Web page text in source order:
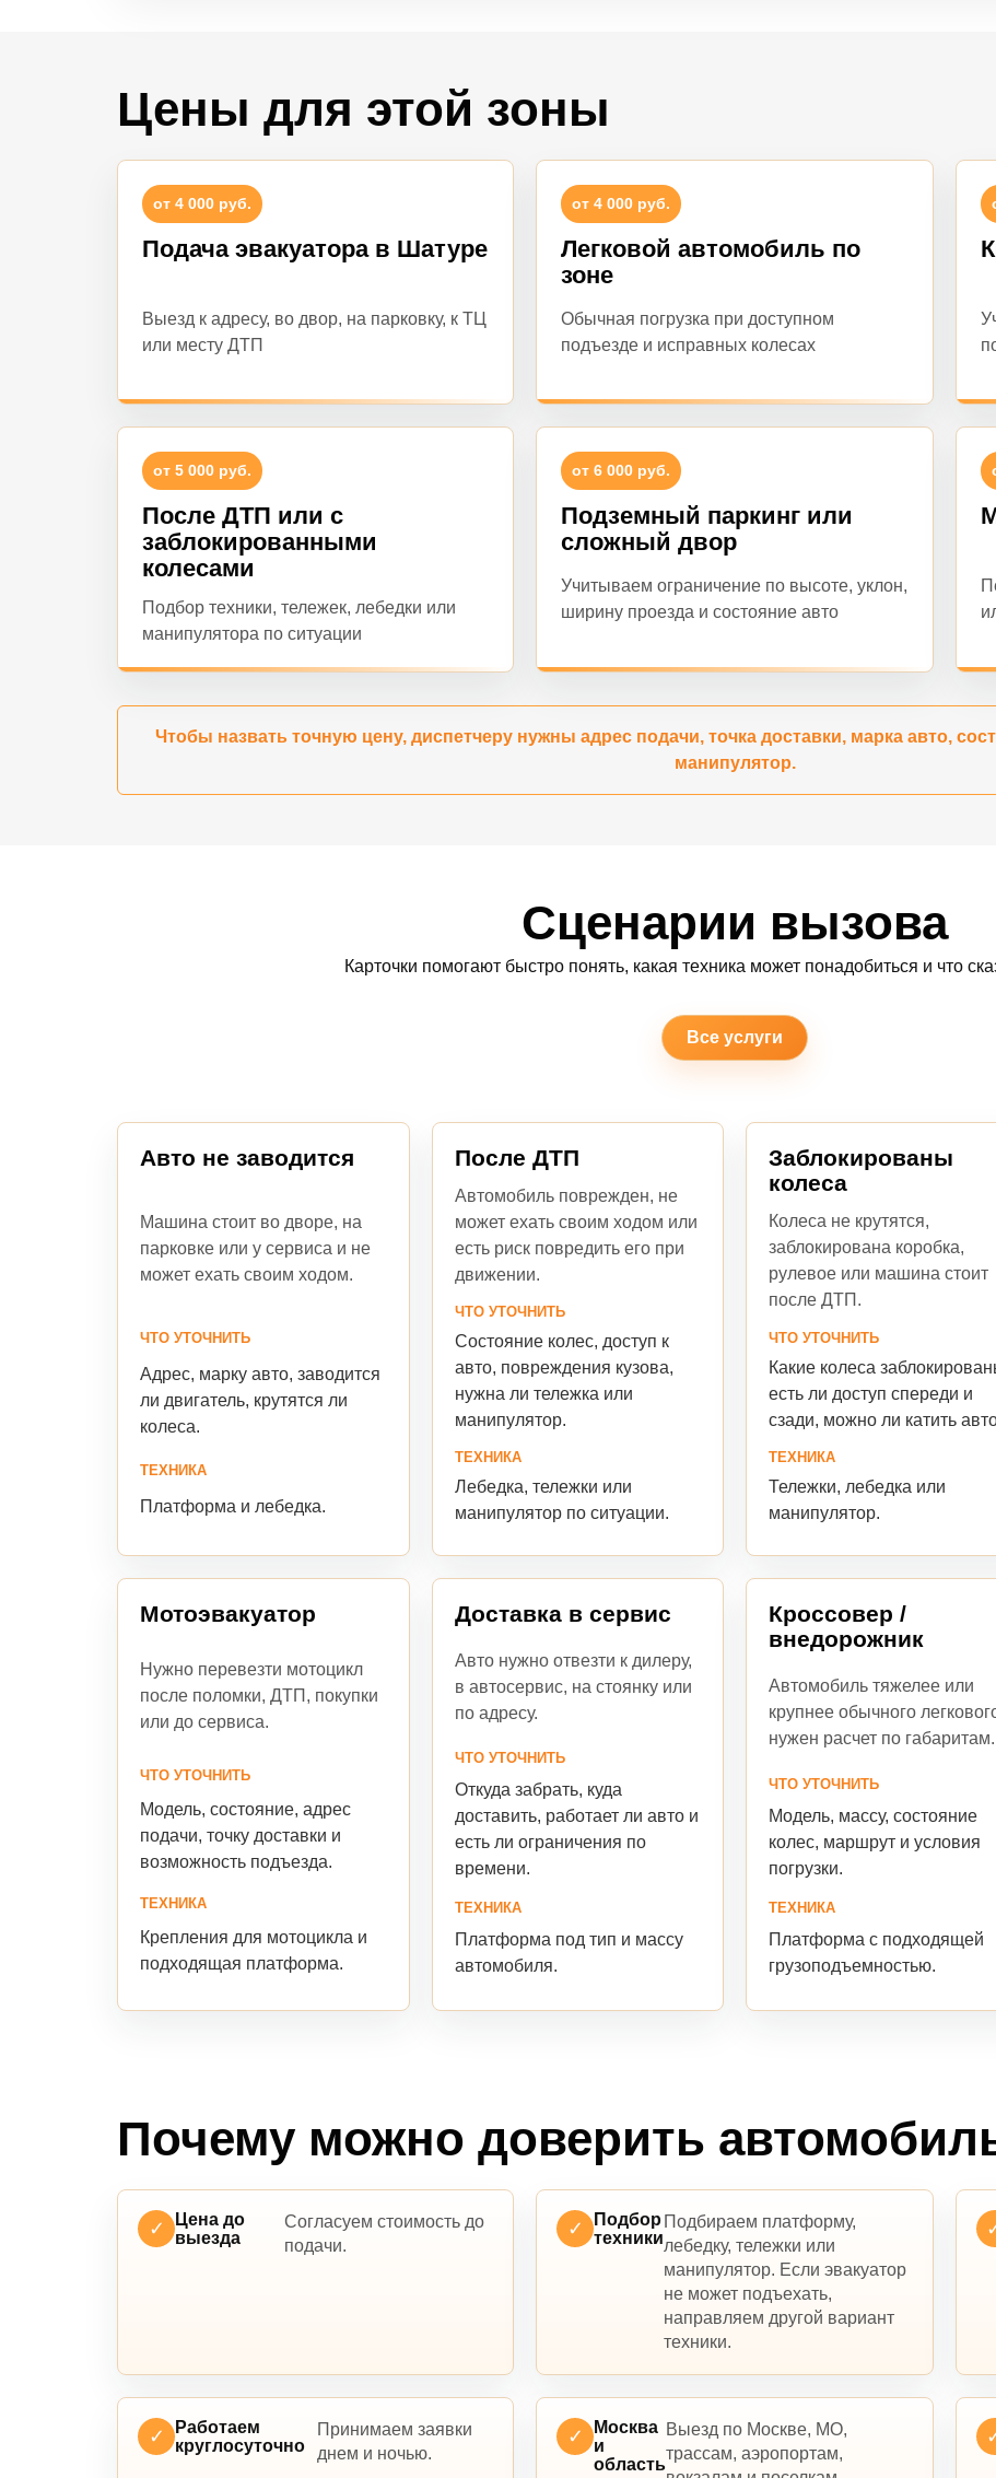
Цены для этой зоны
от 4 000 руб.
Подача эвакуатора в Шатуре
Выезд к адресу, во двор, на парковку, к ТЦ
или месту ДТП
от 4 000 руб.
Легковой автомобиль по
зоне
Обычная погрузка при доступном
подъезде и исправных колесах
от 5 000 руб.
После ДТП или с
заблокированными
колесами
Подбор техники, тележек, лебедки или
манипулятора по ситуации
от 6 000 руб.
Подземный паркинг или
сложный двор
Учитываем ограничение по высоте, уклон,
ширину проезда и состояние авто
Чтобы назвать точную цену, диспетчеру нужны адрес подачи, точка доставки, марка авто,
манипулятор.
Сценарии вызова
Карточки помогают быстро понять, какая техника может понадобиться и что
Все услуги
Авто не заводится
Машина стоит во дворе, на
парковке или у сервиса и не
может ехать своим ходом.
ЧТО УТОЧНИТЬ
Адрес, марку авто, заводится
ли двигатель, крутятся ли
колеса.
ТЕХНИКА
Платформа и лебедка.
После ДТП
Автомобиль поврежден, не
может ехать своим ходом или
есть риск повредить его при
движении.
ЧТО УТОЧНИТЬ
Состояние колес, доступ к
авто, повреждения кузова,
нужна ли тележка или
манипулятор.
ТЕХНИКА
Лебедка, тележки или
манипулятор по ситуации.
Заблокированы
колеса
Колеса не крутятся,
заблокирована коробка,
рулевое или машина стоит
после ДТП.
ЧТО УТОЧНИТЬ
Какие колеса
есть ли доступ спереди и
сзади, можно ли катить
ТЕХНИКА
Тележки, лебедка или
манипулятор.
Мотоэвакуатор
Нужно перевезти мотоцикл
после поломки, ДТП, покупки
или до сервиса.
ЧТО УТОЧНИТЬ
Модель, состояние, адрес
подачи, точку доставки и
возможность подъезда.
ТЕХНИКА
Крепления для мотоцикла и
подходящая платформа.
Доставка в сервис
Авто нужно отвезти к дилеру,
в автосервис, на стоянку или
по адресу.
ЧТО УТОЧНИТЬ
Откуда забрать, куда
доставить, работает ли авто и
есть ли ограничения по
времени.
ТЕХНИКА
Платформа под тип и массу
автомобиля.
Кроссовер /
внедорожник
Автомобиль тяжелее или
крупнее обычного
нужен расчет по габаритам.
ЧТО УТОЧНИТЬ
Модель, массу, состояние
колес, маршрут и условия
погрузки.
ТЕХНИКА
Платформа с подходящей
грузоподъемностью.
Почему можно доверить
✓
Цена до
выезда
Согласуем стоимость до
подачи.
✓
Подбор
техники
Подбираем платформу,
лебедку, тележки или
манипулятор. Если эвакуатор
не может подъехать,
направляем другой вариант
техники.
✓
Работаем
круглосуточно
Принимаем заявки
днем и ночью.
✓
Москва
и
область
Выезд по Москве, МО,
трассам, аэропортам,